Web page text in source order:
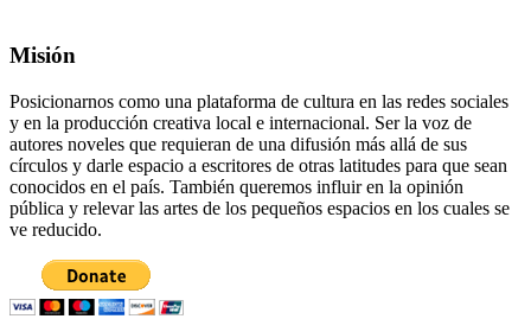
Misión
Posicionarnos como una plataforma de cultura en las redes sociales
y en la producción creativa local e internacional. Ser la voz de
autores noveles que requieran de una difusión más allá de sus
círculos y darle espacio a escritores de otras latitudes para que sean
conocidos en el país. También queremos influir en la opinión
pública y relevar las artes de los pequeños espacios en los cuales se
ve reducido.